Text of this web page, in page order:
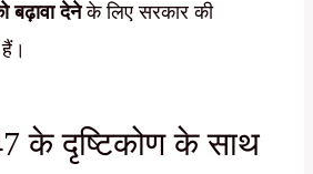
देनेके लिए सरकार की
हैं।
के दृष्टिकोण के साथ